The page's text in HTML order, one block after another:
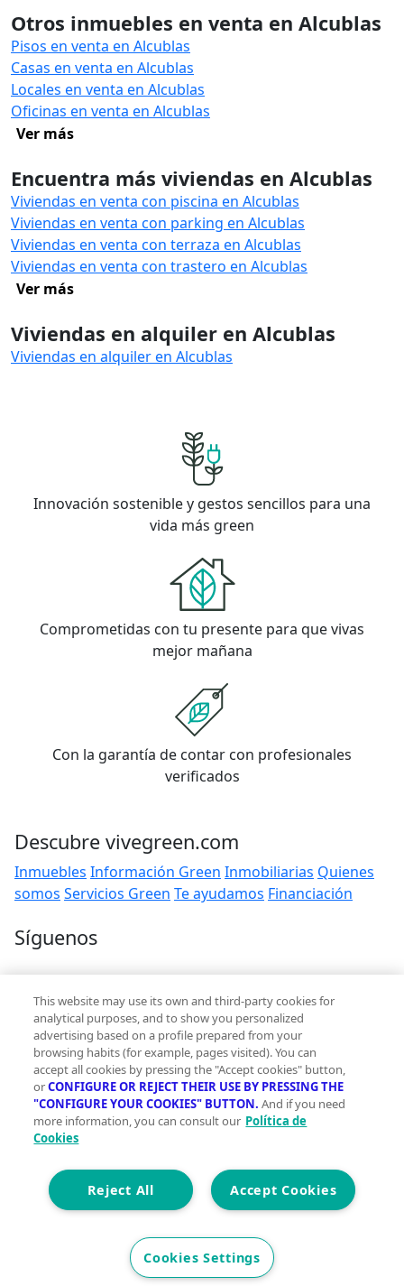
Otros inmuebles en venta en Alcublas
Pisos en venta en Alcublas
Casas en venta en Alcublas
Locales en venta en Alcublas
Oficinas en venta en Alcublas
Ver más
Encuentra más viviendas en Alcublas
Viviendas en venta con piscina en Alcublas
Viviendas en venta con parking en Alcublas
Viviendas en venta con terraza en Alcublas
Viviendas en venta con trastero en Alcublas
Ver más
Viviendas en alquiler en Alcublas
Viviendas en alquiler en Alcublas
Innovación sostenible y gestos sencillos para una
vida más green
Comprometidas con tu presente para que vivas
mejor mañana
Con la garantía de contar con profesionales
verificados
Descubre vivegreen.com
Inmuebles Información Green Inmobiliarias Quienes
somos Servicios Green Te ayudamos Financiación
Síguenos
Contacto
hola@vivegreen.com
Aviso Legal
Condiciones de uso
Politica de privacidad
Política de cookies
Accesibilidad
© 2026 Vivegreen - Todos los derechos reservados - UCI
SERVICIOS PARA PROFESIONALES INMOBILIARIOS, S.A.U
This website may use its own and third-party cookies for
analytical purposes, and to show you personalized
advertising based on a profile prepared from your
browsing habits (for example, pages visited). You can
accept all cookies by pressing the "Accept cookies" button,
orCONFIGURE OR REJECT THEIR USE BY PRESSING THE
"CONFIGURE YOUR COOKIES" BUTTON. And if you need
more information, you can consult our Política de
Cookies
Accept Cookies
Reject All
Cookies Settings